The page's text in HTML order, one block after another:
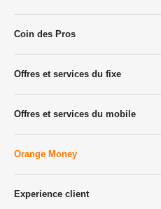
Coin des Pros
Offres et services du fixe
Offres et services du mobile
Orange Money
Experience client